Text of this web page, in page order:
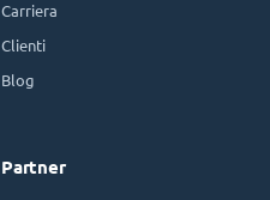
Carriera
Clienti
Blog
Partner